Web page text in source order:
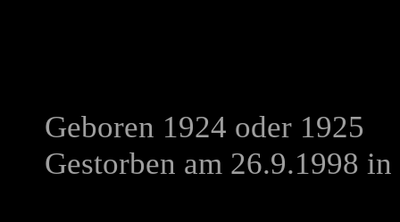
Geboren 1924 oder 1925
Gestorben am 26.9.1998